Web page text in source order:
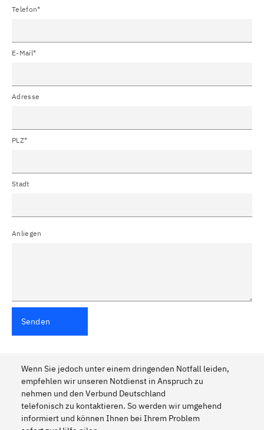
Telefon*
E-Mail*
Adresse
PLZ*
Stadt
Anliegen
Senden
Wenn Sie jedoch unter einem dringenden Notfall leiden,
empfehlen wir unseren Notdienst in Anspruch zu
nehmen und den Verbund Deutschland
telefonisch zu kontaktieren. So werden wir umgehend
informiert und können Ihnen bei Ihrem Problem